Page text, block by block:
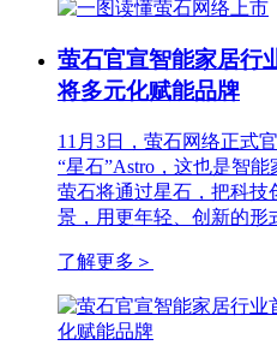
萤石官宣智能家居行
将多元化赋能品牌
11月3日，萤石网络正
“星石”Astro，这也是智
萤石将通过星石，把科技
景，用更年轻、创新的形
了解更多 ＞